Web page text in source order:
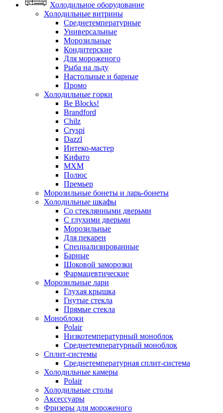
Холодильное оборудование
Холодильные витрины
Среднетемпературные
Универсальные
Морозильные
Кондитерские
Для мороженого
Рыба на льду
Настольные и барные
Промо
Холодильные горки
Be Blocks!
Brandford
Chilz
Cryspi
Dazzl
Интеко-мастер
Кифато
МХМ
Полюс
Премьер
Морозильные бонеты и ларь-бонеты
Холодильные шкафы
Со стеклянными дверьми
С глухими дверьми
Морозильные
Для пекарен
Специализированные
Барные
Шоковой заморозки
Фармацевтические
Морозильные лари
Глухая крышка
Гнутые стекла
Прямые стекла
Моноблоки
Polair
Низкотемпературный моноблок
Среднетемпературный моноблок
Сплит-системы
Среднетемпературная сплит-система
Холодильные камеры
Polair
Холодильные столы
Аксессуары
Фризеры для мороженого